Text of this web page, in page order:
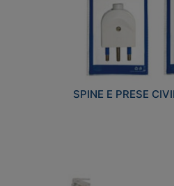
SPINE E PRESE